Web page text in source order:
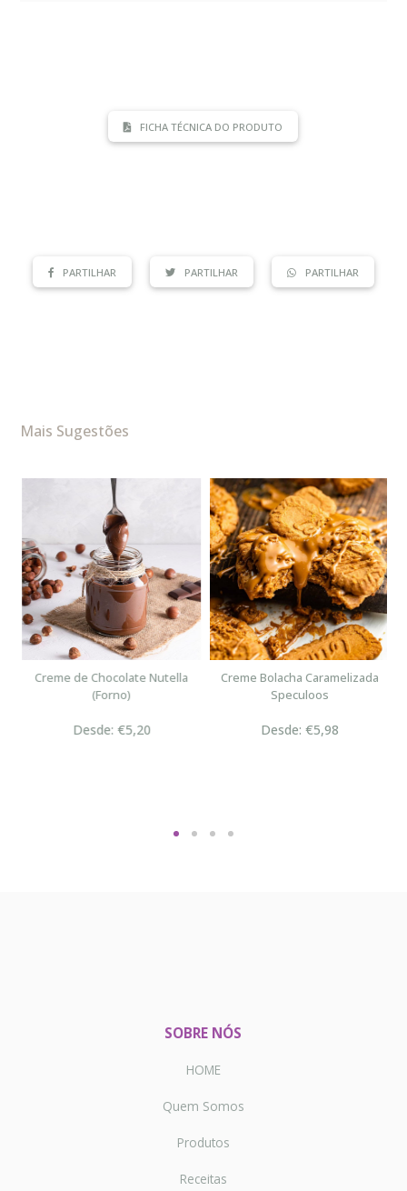
FICHA TÉCNICA DO PRODUTO
PARTILHAR PARTILHAR PARTILHAR
Mais Sugestões
Creme de Chocolate Nutella
(Forno)
Desde: €5,20
Creme Bolacha Caramelizada
Speculoos
Desde: €5,98
SOBRE NÓS
HOME
Quem Somos
Produtos
Receitas